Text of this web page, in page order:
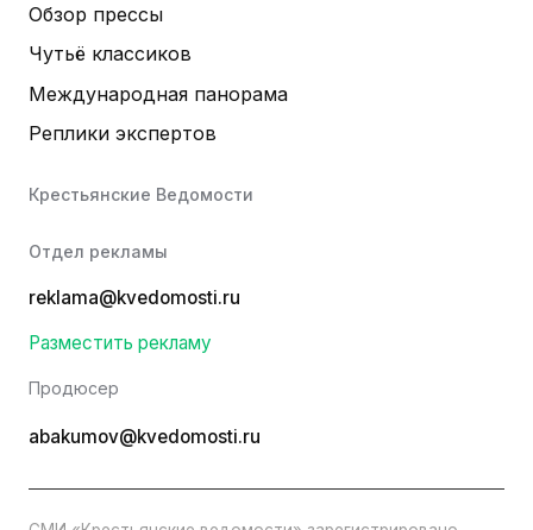
Обзор прессы
Чутьё классиков
Международная панорама
Реплики экспертов
Крестьянские Ведомости
Отдел рекламы
reklama@kvedomosti.ru
Разместить рекламу
Продюсер
abakumov@kvedomosti.ru